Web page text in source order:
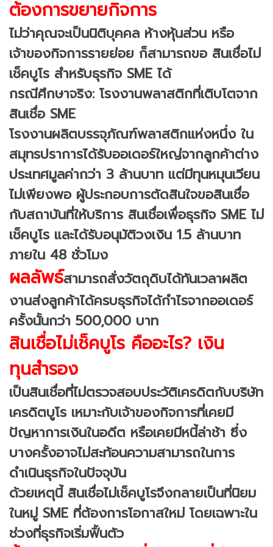
ต้องการขยายกิจการ
ไม่ว่าคุณจะเป็นนิติบุคคล ห้างหุ้นส่วน หรือ
เจ้าของกิจการรายย่อย ก็สามารถขอ สินเชื่อไม่
เช็คบูโร สำหรับธุรกิจ SME ได้
กรณีศึกษาจริง: โรงงานพลาสติกที่เติบโตจาก
สินเชื่อ SME
โรงงานผลิตบรรจุภัณฑ์พลาสติกแห่งหนึ่ง ใน
สมุทรปราการได้รับออเดอร์ใหญ่จากลูกค้าต่าง
ประเทศมูลค่ากว่า 3 ล้านบาท แต่มีทุนหมุนเวียน
ไม่เพียงพอ ผู้ประกอบการตัดสินใจขอสินเชื่อ
กับสถาบันที่ให้บริการ สินเชื่อเพื่อธุรกิจ SME ไม่
เช็คบูโร และได้รับอนุมัติวงเงิน 1.5 ล้านบาท
ภายใน 48 ชั่วโมง
ผลลัพธ์สามารถสั่งวัตถุดิบได้ทันเวลาผลิต
งานส่งลูกค้าได้ครบธุรกิจได้กำไรจากออเดอร์
ครั้งนั้นกว่า 500,000 บาท
สินเชื่อไม่เช็คบูโร คืออะไร? เงิน
ทุนสำรอง
เป็นสินเชื่อที่ไม่ตรวจสอบประวัติเครดิตกับบริษัท
เครดิตบูโร เหมาะกับเจ้าของกิจการที่เคยมี
ปัญหาการเงินในอดีต หรือเคยมีหนี้ล่าช้า ซึ่ง
บางครั้งอาจไม่สะท้อนความสามารถในการ
ดำเนินธุรกิจในปัจจุบัน
ด้วยเหตุนี้ สินเชื่อไม่เช็คบูโรจึงกลายเป็นที่นิยม
ในหมู่ SME ที่ต้องการโอกาสใหม่ โดยเฉพาะใน
ช่วงที่ธุรกิจเริ่มฟื้นตัว